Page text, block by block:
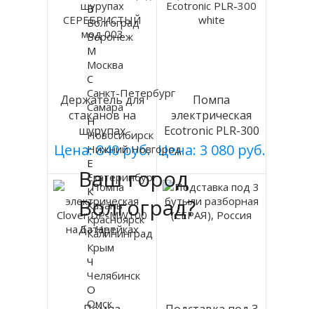
Держатель для
стаканов на
шурупах
СЕРЕБРИСТЫЙ
мод 003
Цена: 840 руб.
Помпа
электрическая
Ecotronic PLR-300
white
Цена: 3 080 руб.
Ваш город
Волгоград?
Да Нет
В
Волгоград
Воронеж
М
Москва
С
Санкт-Петербург
Самара
Н
Новосибирск
Нижний Новгород
Е
Екатеринбург
К
Казань
Красноярск
Калининград
Крым
Ч
Челябинск
О
Омск